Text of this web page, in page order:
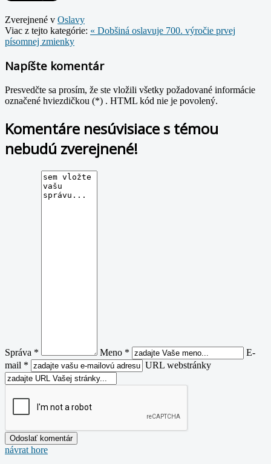
Zverejnené v Oslavy
Viac z tejto kategórie: « Dobšiná oslavuje 700. výročie prvej
písomnej zmienky
Napíšte komentár
Presvedčte sa prosím, že ste vložili všetky požadované informácie
označené hviezdičkou (*) . HTML kód nie je povolený.
Komentáre nesúvisiace s témou
nebudú zverejnené!
Správa * Meno *
E-
mail *
URL webstránky
návrat hore